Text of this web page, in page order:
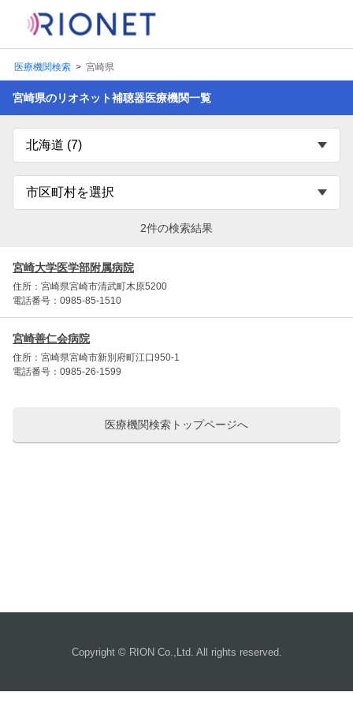
医療機関検索 宮崎県
宮崎県のリオネット補聴器医療機関一覧
2件の検索結果
宮崎大学医学部附属病院
住所：宮崎県宮崎市清武町木原5200
電話番号：0985-85-1510
宮崎善仁会病院
住所：宮崎県宮崎市新別府町江口950-1
電話番号：0985-26-1599
医療機関検索トップページへ
Copyright © RION Co.,Ltd. All rights reserved.